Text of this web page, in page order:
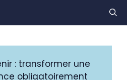
: transformer une
obligatoirement